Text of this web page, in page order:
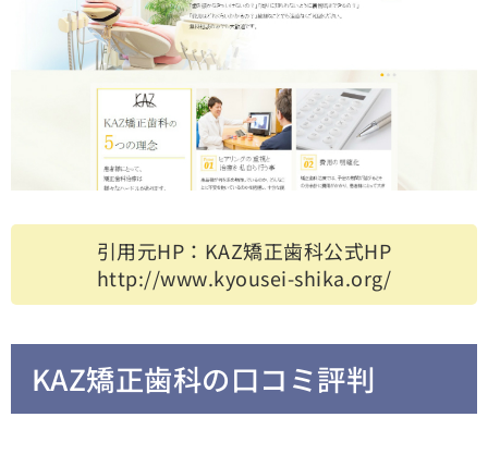
引用元HP：KAZ矯正歯科公式HP
http://www.kyousei-shika.org/
KAZ矯正歯科の口コミ評判